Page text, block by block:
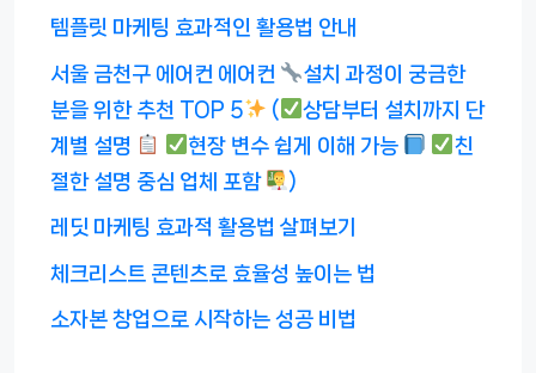
템플릿 마케팅 효과적인 활용법 안내
서울 금천구 에어컨 에어컨
설치 과정이 궁금한
분을 위한 추천 TOP 5
(
상담부터 설치까지 단
계별 설명
현장 변수 쉽게 이해 가능
친
절한 설명 중심 업체 포함
)
레딧 마케팅 효과적 활용법 살펴보기
체크리스트 콘텐츠로 효율성 높이는 법
소자본 창업으로 시작하는 성공 비법